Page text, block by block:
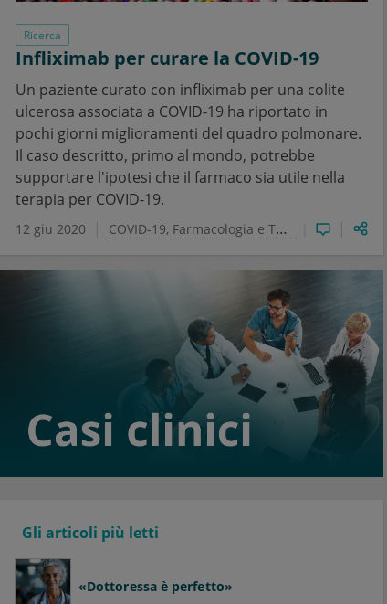
Ricerca
Infliximab per curare la COVID-19
Un paziente curato con infliximab per una colite
ulcerosa associata a COVID-19 ha riportato in
pochi giorni miglioramenti del quadro polmonare.
Il caso descritto, primo al mondo, potrebbe
supportare l'ipotesi che il farmaco sia utile nella
terapia per COVID-19.
12 giu 2020 COVID-19 Farmacologia e Tossicologia Clinica
Gli articoli più letti
«Dottoressa è perfetto»